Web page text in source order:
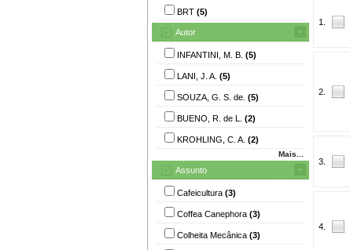
BRT (5)
Autor
INFANTINI, M. B. (5)
LANI, J. A. (5)
SOUZA, G. S. de. (5)
BUENO, R. de L. (2)
KROHLING, C. A. (2)
Mais...
Assunto
Cafeicultura (3)
Coffea Canephora (3)
Colheita Mecânica (3)
1.
2.
3.
4.